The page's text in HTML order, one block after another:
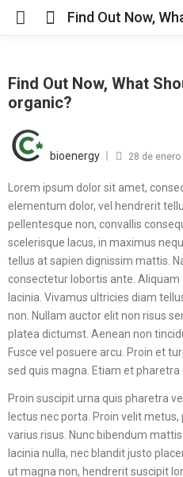
Find Out Now, What
organic?
bioenergy 28 de enero
Lorem ipsum dolor sit amet,
elementum dolor, vel hendrerit
pellentesque non, convallis
scelerisque lacus, in maximus
tellus at sapien dignissim mattis.
consectetur lobortis ante. Aliquam
lacinia. Vivamus ultricies diam
non. Nullam auctor elit non risus
platea dictumst. Aenean non
Fusce vel posuere arcu. Proin et
sed quis magna. Etiam et pharetra
Proin suscipit urna quis pharetra
lectus nec porta. Proin velit
varius risus. Nunc bibendum
lacinia nulla, nec blandit justo
ut magna non, hendrerit suscipit